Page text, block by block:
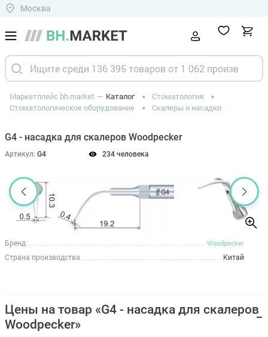
Москва
Маркетплейс bh.market Каталог
Стоматология
Стоматологическое оборудование
Скалеры и насадки
G4 - насадка для скалеров Woodpecker
Артикул: G4 234 человека
Бренд Woodpecker
Страна производства Китай
Цены на товар «G4 - насадка для скалеров
Woodpecker»